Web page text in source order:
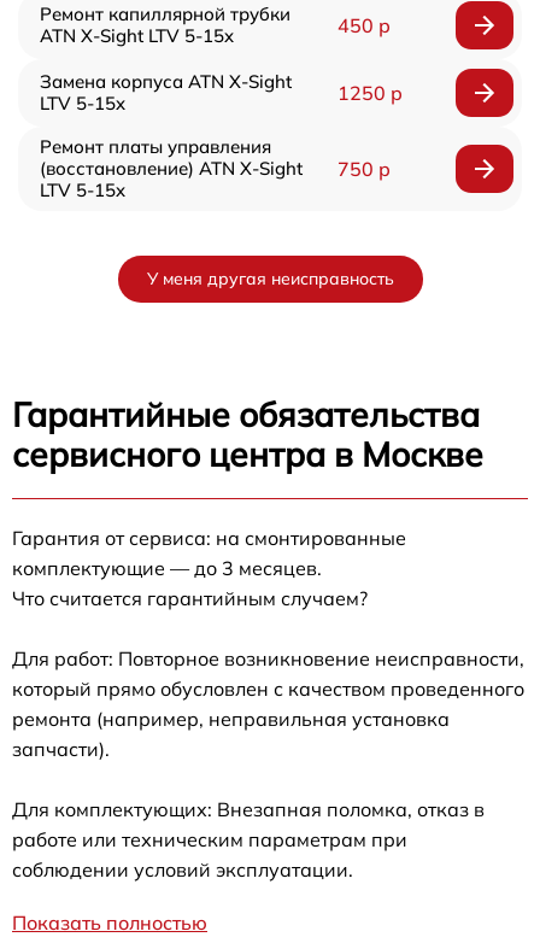
Ремонт капиллярной трубки
ATN X-Sight LTV 5-15x
450 р
Замена корпуса ATN X-Sight
LTV 5-15x
1250 р
Ремонт платы управления
(восстановление) ATN X-Sight
LTV 5-15x
750 р
У меня другая неисправность
Гарантийные обязательства
сервисного центра в Москве
Гарантия от сервиса: на смонтированные
комплектующие — до 3 месяцев.
Что считается гарантийным случаем?
Для работ: Повторное возникновение неисправности,
который прямо обусловлен с качеством проведенного
ремонта (например, неправильная установка
запчасти).
Для комплектующих: Внезапная поломка, отказ в
работе или техническим параметрам при
соблюдении условий эксплуатации.
Показать полностью